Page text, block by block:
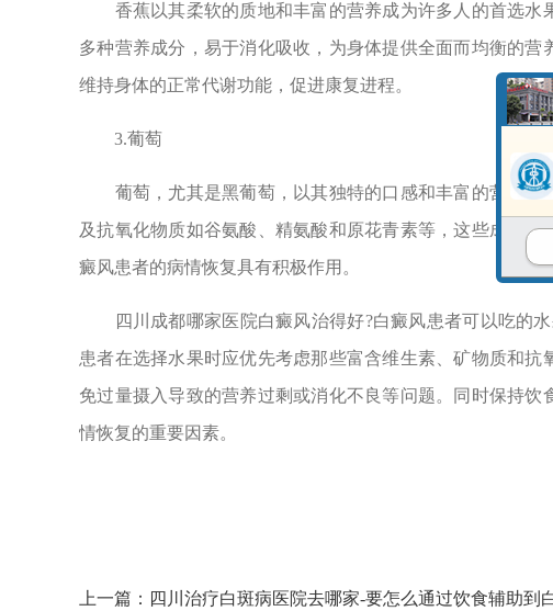
香蕉以其柔软的质地和丰富的营养成为许多人的首选水
多种营养成分，易于消化吸收，为身体提供全面而均衡的
维持身体的正常代谢功能，促进康复进程。
3.葡萄
葡萄，尤其是黑葡萄，以其独特的口感和丰富的营养价
及抗氧化物质如谷氨酸、精氨酸和原花青素等，这些成分不
癜风患者的病情恢复具有积极作用。
四川成都哪家医院白癜风治得好?白癜风患者可以吃的水
患者在选择水果时应优先考虑那些富含维生素、矿物质和
免过量摄入导致的营养过剩或消化不良等问题。同时保持
情恢复的重要因素。
上一篇： 四川治疗白斑病医院去哪家-要怎么通过饮食辅助到